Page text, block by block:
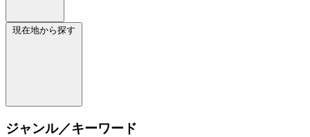
現在地から探す
ジャンル／キーワード